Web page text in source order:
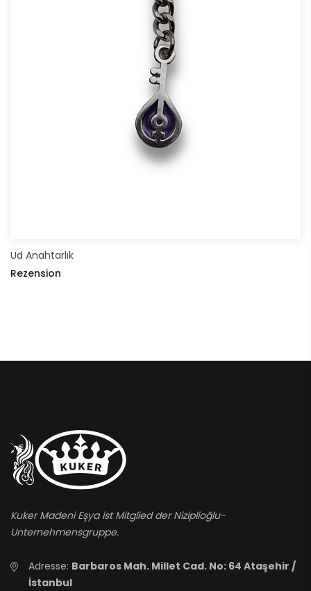
Ud Anahtarlık
Rezension
Kuker Madeni Eşya ist Mitglied der Niziplioğlu-
Unternehmensgruppe.
Adresse: Barbaros Mah. Millet Cad. No: 64 Ataşehir /
İstanbul